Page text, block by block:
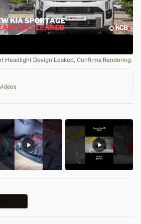
Headlight Design Leaked, Confirms Rendering